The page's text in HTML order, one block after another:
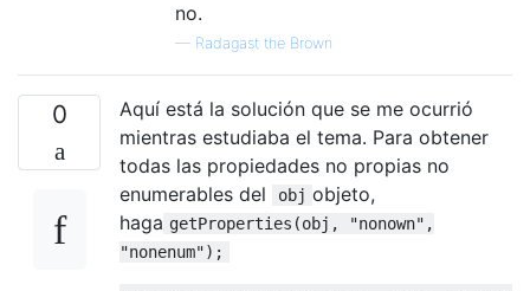
no.
— Radagast the Brown
0
Aquí está la solución que se me ocurrió
mientras estudiaba el tema. Para obtener
todas las propiedades no propias no
enumerables del
obj objeto,
haga getProperties(obj, "nonown",
"nonenum");